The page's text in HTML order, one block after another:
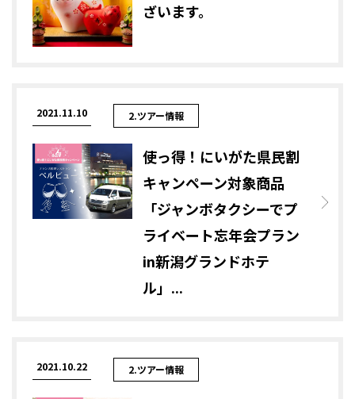
ざいます。
2021.11.10 2.ツアー情報
使っ得！にいがた県民割
キャンペーン対象商品
「ジャンボタクシーでプ
ライベート忘年会プラン
in新潟グランドホテ
ル」...
2021.10.22 2.ツアー情報